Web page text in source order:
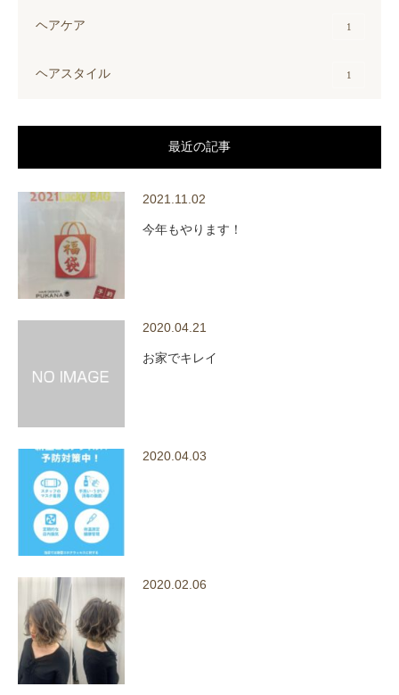
ヘアケア 1
ヘアスタイル 1
最近の記事
2021.11.02
今年もやります！
2020.04.21
お家でキレイ
2020.04.03
2020.02.06